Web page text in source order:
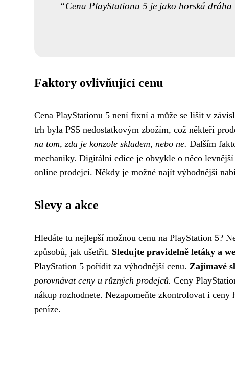
Cena PlayStationu 5 je jako horská
Faktory ovlivňující cenu
Cena PlayStationu 5 není fixní a může se lišit v
trh byla PS5 nedostatkovým zbožím, což někteří
na tom, zda je konzole skladem, nebo ne. Dalším
mechaniky. Digitální edice je obvykle o něco levnější
online prodejci. Někdy je možné najít výhodnější
Slevy a akce
Hledáte tu nejlepší možnou cenu na PlayStation 5?
způsobů, jak ušetřit. Sledujte pravidelně letáky a
PlayStation 5 pořídit za výhodnější cenu. Zajímavé
porovnávat ceny u různých prodejců. Ceny
nákup rozhodnete. Nezapomeňte zkontrolovat i
peníze.